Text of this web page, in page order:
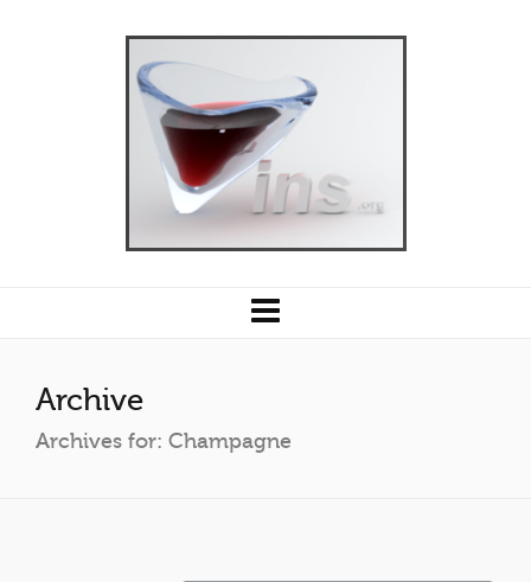
Archive
Archives for: Champagne